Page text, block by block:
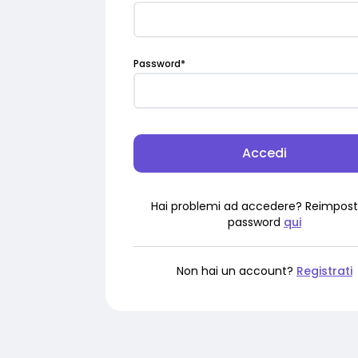
Password*
Accedi
Hai problemi ad accedere?
password qui
Non hai un account? Registrati